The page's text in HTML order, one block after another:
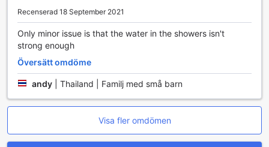
Recenserad 18 September 2021
Only minor issue is that the water in the showers isn't
strong enough
Översätt omdöme
andy Thailand | Familj med små barn
Visa fler omdömen